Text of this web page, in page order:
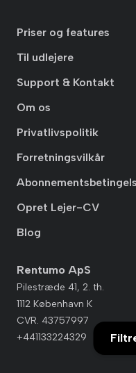
Priser og features
Til udlejere
Support & Kontakt
Om os
Privatlivspolitik
Forretningsvilkår
Opret Lejer-CV
Blog
Rentumo ApS
Pilestræde 41, 2. th.
1112 København K
CVR. 43757997
+441133224329